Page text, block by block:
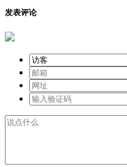
发表评论